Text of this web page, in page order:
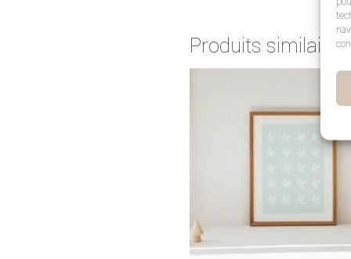
Produits similaires